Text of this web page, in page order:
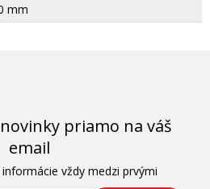
mm
priamo na váš
email
vždy medzi prvými